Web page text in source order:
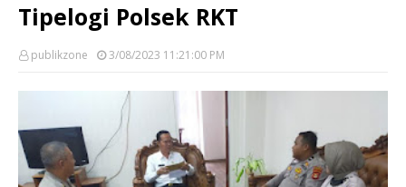
Tipelogi Polsek RKT
publikzone 3/08/2023 11:21:00 PM